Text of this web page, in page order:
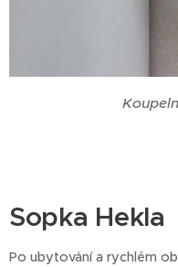
Sopka Hekla
Po ubytování a rychlém